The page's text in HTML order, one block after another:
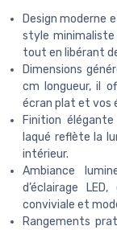
Design moderne
style
tout en libérant
Dimensions
cm longueur, il
écran plat et vos
Finition
laqué reflète la
intérieur.
Ambiance
d’éclairage
conviviale et
Rangements